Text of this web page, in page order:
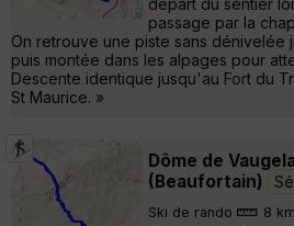
départ du sentier
passage par la
On retrouve une piste sans dénivelée
puis montée dans les alpages pour
Descente identique jusqu'au Fort du
St Maurice. »
Dôme de
(Beaufortain)
Ski de rando 8